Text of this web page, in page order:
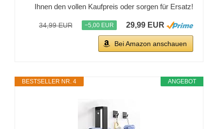
Ihnen den vollen Kaufpreis oder sorgen für Ersatz!
34,99 EUR −5,00 EUR 29,99 EUR
Bei Amazon anschauen
ANGEBOT
BESTSELLER NR. 4